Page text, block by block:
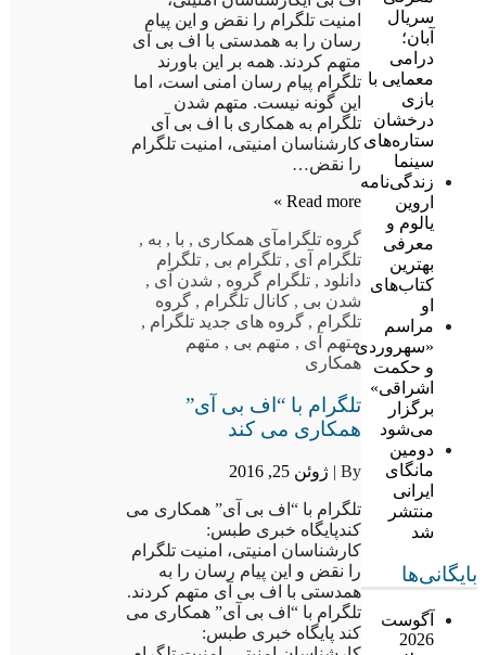
سریال
آبان؛
درامی
معمایی با
بازی
درخشان
ستاره‌های
سینما
زندگی‌نامه
اروین
یالوم و
معرفی
بهترین
کتاب‌های
او
مراسم
«سهروردی
و حکمت
اشراقی»
برگزار
می‌شود
دومین
مانگای
ایرانی
منتشر
شد
بایگانی‌ها
آگوست
2026
امنیت تلگرام را نقض و این پیام
رسان را به همدستی با اف بی آی
متهم کردند. همه بر این باورند
تلگرام پیام رسان امنی است، اما
این گونه نیست. متهم شدن
تلگرام به همکاری با اف بی آی
کارشناسان امنیتی، امنیت تلگرام
را نقض…
Read more »
گروه تلگرامآی همکاری , با , به ,
تلگرام آی , تلگرام بی , تلگرام
دانلود , تلگرام گروه , شدن آی ,
شدن بی , کانال تلگرام , گروه
تلگرام , گروه های جدید تلگرام ,
متهم آی , متهم بی , متهم
همکاری
تلگرام با “اف بی آی”
همکاری می کند
By | ژوئن 25, 2016
تلگرام با “اف بی آی” همکاری می
کندپایگاه خبری طبس:
کارشناسان امنیتی، امنیت تلگرام
را نقض و این پیام رسان را به
همدستی با اف بی آی متهم کردند.
تلگرام با “اف بی آی” همکاری می
کند پایگاه خبری طبس: